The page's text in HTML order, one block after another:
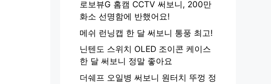
로보뷰G 홈캠 CCTV 써보니, 200만
화소 선명함에 반했어요!
메쉬 런닝캡 한 달 써보니 통풍 최고!
닌텐도 스위치 OLED 조이콘 케이스
한 달 써보니 정말 좋아요
더쉐프 오일병 써보니 원터치 뚜껑 정